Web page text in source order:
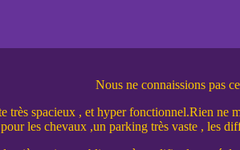
Nous ne connaissions pas
très spacieux , et hyper fonctionnel.Rien ne
les chevaux ,un parking très vaste , les